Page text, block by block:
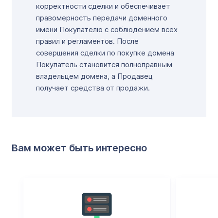
корректности сделки и обеспечивает
правомерность передачи доменного
имени Покупателю с соблюдением всех
правил и регламентов. После
совершения сделки по покупке домена
Покупатель становится полноправным
владельцем домена, а Продавец
получает средства от продажи.
Вам может быть интересно